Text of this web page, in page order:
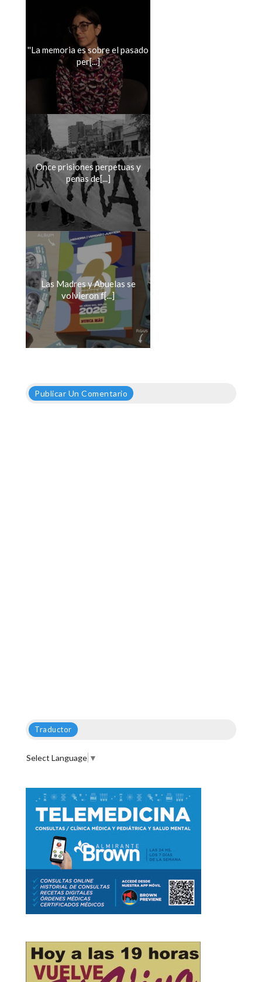
''La memoria es sobre el pasado
per[...]
Once prisiones perpetuas y
penas de[...]
Las Madres y Abuelas se
volvieron f[...]
Publicar Un Comentario
Traductor
Select Language ▼